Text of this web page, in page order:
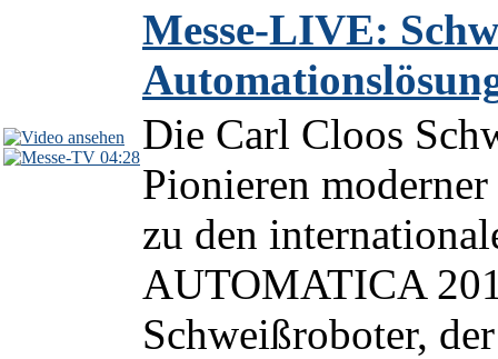
04:28
Messe-LIVE:
Die Carl Cloos
Pionieren
zu den
AUTOMATICA
Schweißroboter,